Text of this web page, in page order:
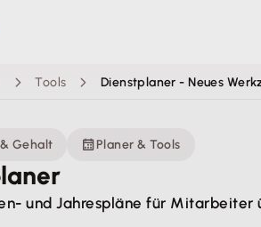
Tools Dienstplaner - Neues
Gehalt Planer & Tools
und Jahrespläne für